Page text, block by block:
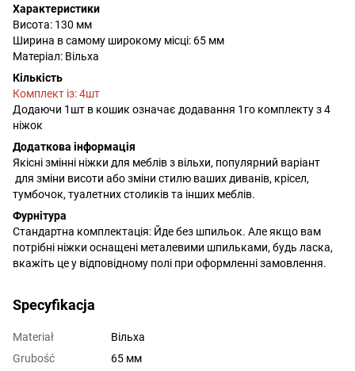
Характеристики
Висота: 130 мм
Ширина в самому широкому місці: 65 мм
Матеріал: Вільха
Кількість
Комплект із: 4шт
Додаючи 1шт в кошик означає додавання 1го комплекту з 4
ніжок
Додаткова інформація
Якісні змінні ніжки для меблів з вільхи, популярний варіант
для зміни висоти або зміни стилю ваших диванів, крісел,
тумбочок, туалетних столиків та інших меблів.
Фурнітура
Стандартна комплектація: Йде без шпильок. Але якщо вам
потрібні ніжки оснащені металевими шпильками, будь ласка,
вкажіть це у відповідному полі при оформленні замовлення.
Specyfikacja
Materiał
Вільха
Grubość
65 мм